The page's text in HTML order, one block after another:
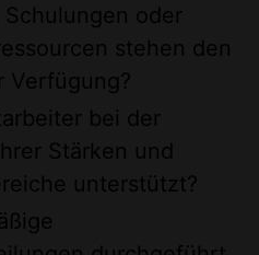
oder
stehen den
Verfügung?
bei der
Stärken und
unterstützt?